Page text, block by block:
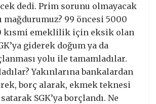
dedi. Prim sorunu olmayacak
mağdurumuz? 99 öncesi 5000
kısmi emeklilik için eksik olan
giderek doğum ya da
yolu ile tamamladılar.
Yakınlarına bankalardan
borç alarak, ekmek teknesi
SGK’ya borçlandı. Ne